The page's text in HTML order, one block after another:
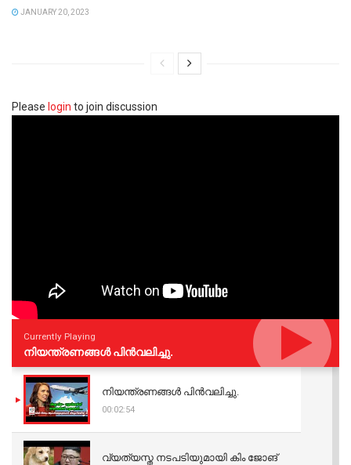
JANUARY 20, 2023
Please login to join discussion
Currently Playing
നിയന്ത്രണങ്ങള്‍ പിന്‍വലിച്ചു.
നിയന്ത്രണങ്ങള്‍ പിന്‍വലിച്ചു.
00:02:54
വ്യത്യസ്ത നടപടിയുമായി കിം ജോങ്